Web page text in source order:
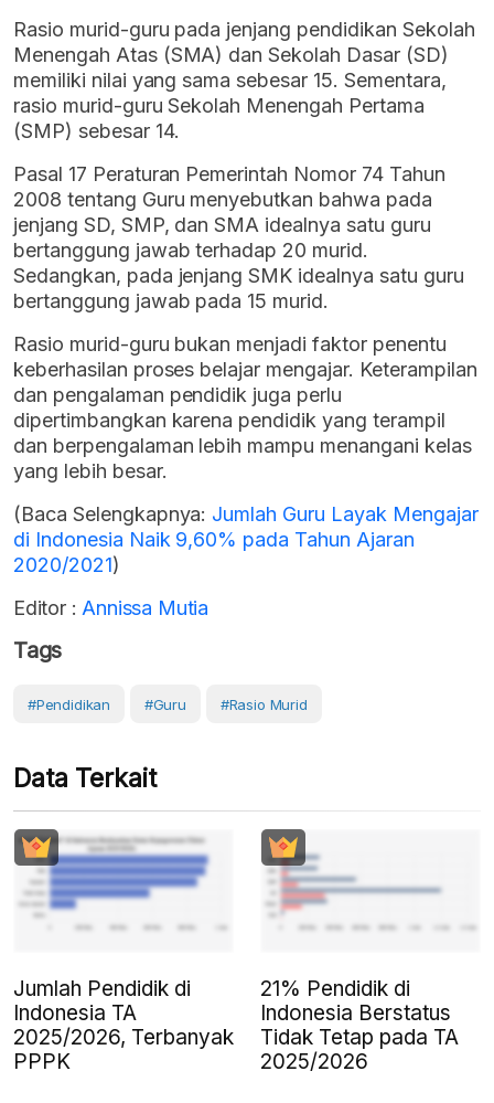
Rasio murid-guru pada jenjang pendidikan Sekolah
Menengah Atas (SMA) dan Sekolah Dasar (SD)
memiliki nilai yang sama sebesar 15. Sementara,
rasio murid-guru Sekolah Menengah Pertama
(SMP) sebesar 14.
Pasal 17 Peraturan Pemerintah Nomor 74 Tahun
2008 tentang Guru menyebutkan bahwa pada
jenjang SD, SMP, dan SMA idealnya satu guru
bertanggung jawab terhadap 20 murid.
Sedangkan, pada jenjang SMK idealnya satu guru
bertanggung jawab pada 15 murid.
Rasio murid-guru bukan menjadi faktor penentu
keberhasilan proses belajar mengajar. Keterampilan
dan pengalaman pendidik juga perlu
dipertimbangkan karena pendidik yang terampil
dan berpengalaman lebih mampu menangani kelas
yang lebih besar.
(Baca Selengkapnya: Jumlah Guru Layak Mengajar
di Indonesia Naik 9,60% pada Tahun Ajaran
2020/2021)
Editor : Annissa Mutia
Tags
#Pendidikan #Guru #Rasio Murid
Data Terkait
Jumlah Pendidik di
Indonesia TA
2025/2026, Terbanyak
PPPK
21% Pendidik di
Indonesia Berstatus
Tidak Tetap pada TA
2025/2026